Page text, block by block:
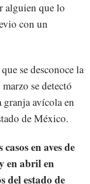
alguien que lo
con un
se desconoce la
se detectó
avícola en
de México.
en aves de
en abril en
del estado de